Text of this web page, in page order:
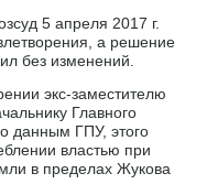
5 апреля 2017 г.
а решение
без изменений.
экс-заместителю
Главного
данным ГПУ, этого
властью при
в пределах Жукова